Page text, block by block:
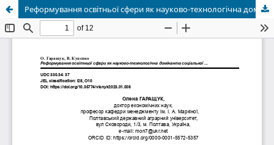
Реформування освітньої сфери як науково-технологічна домінанта соціальної реконструкції суспільства